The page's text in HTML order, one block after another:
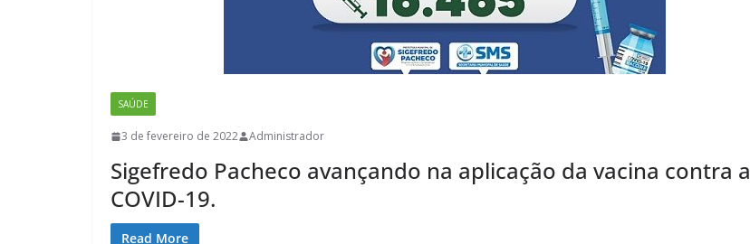
SAÚDE
3 de fevereiro de 2022 Administrador
Sigefredo Pacheco avançando na aplicação da vacina contra a
COVID-19.
Read More